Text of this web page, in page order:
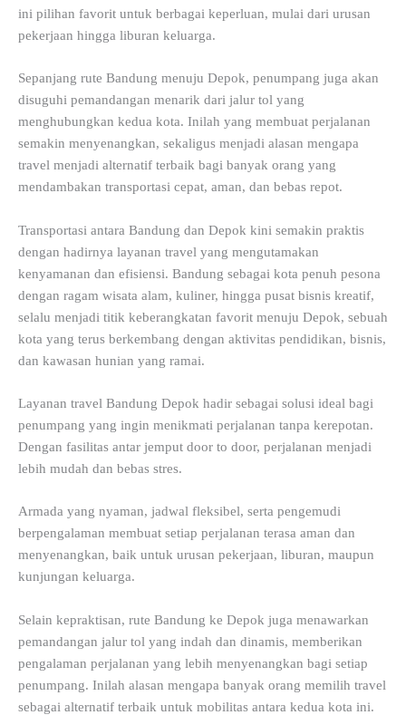
ini pilihan favorit untuk berbagai keperluan, mulai dari urusan
pekerjaan hingga liburan keluarga.
Sepanjang rute Bandung menuju Depok, penumpang juga akan
disuguhi pemandangan menarik dari jalur tol yang
menghubungkan kedua kota. Inilah yang membuat perjalanan
semakin menyenangkan, sekaligus menjadi alasan mengapa
travel menjadi alternatif terbaik bagi banyak orang yang
mendambakan transportasi cepat, aman, dan bebas repot.
Transportasi antara Bandung dan Depok kini semakin praktis
dengan hadirnya layanan travel yang mengutamakan
kenyamanan dan efisiensi. Bandung sebagai kota penuh pesona
dengan ragam wisata alam, kuliner, hingga pusat bisnis kreatif,
selalu menjadi titik keberangkatan favorit menuju Depok, sebuah
kota yang terus berkembang dengan aktivitas pendidikan, bisnis,
dan kawasan hunian yang ramai.
Layanan travel Bandung Depok hadir sebagai solusi ideal bagi
penumpang yang ingin menikmati perjalanan tanpa kerepotan.
Dengan fasilitas antar jemput door to door, perjalanan menjadi
lebih mudah dan bebas stres.
Armada yang nyaman, jadwal fleksibel, serta pengemudi
berpengalaman membuat setiap perjalanan terasa aman dan
menyenangkan, baik untuk urusan pekerjaan, liburan, maupun
kunjungan keluarga.
Selain kepraktisan, rute Bandung ke Depok juga menawarkan
pemandangan jalur tol yang indah dan dinamis, memberikan
pengalaman perjalanan yang lebih menyenangkan bagi setiap
penumpang. Inilah alasan mengapa banyak orang memilih travel
sebagai alternatif terbaik untuk mobilitas antara kedua kota ini.